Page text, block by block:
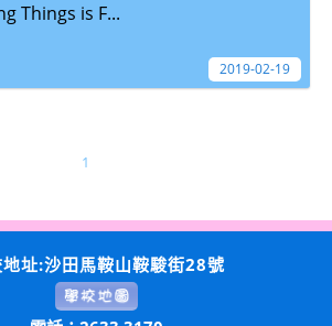
Things is F...
2019-02-19
1
址:沙田馬鞍山鞍駿街28號